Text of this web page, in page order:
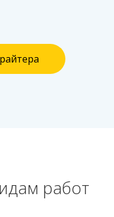
работ